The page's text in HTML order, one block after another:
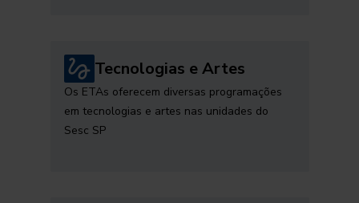
Tecnologias e Artes
Os ETAs oferecem diversas programações
em tecnologias e artes nas unidades do
Sesc SP